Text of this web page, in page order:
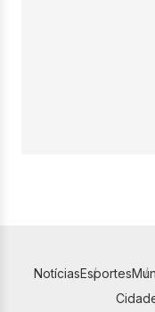
NotíciasEsportes